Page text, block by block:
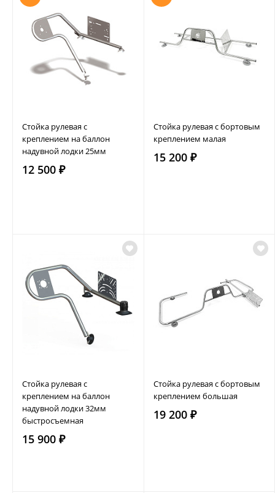
Стойка рулевая с
креплением на баллон
надувной лодки 25мм
12 500 ₽
Стойка рулевая с бортовым
креплением малая
15 200 ₽
Стойка рулевая с
креплением на баллон
надувной лодки 32мм
быстросъемная
15 900 ₽
Стойка рулевая с бортовым
креплением большая
19 200 ₽